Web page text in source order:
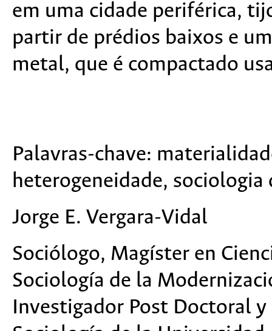
em uma cidade periférica,
partir de prédios baixos e
metal, que é compactado
Palavras-chave:
heterogeneidade,
Jorge E. Vergara-Vidal
Sociólogo, Magíster en
Sociología de la
Investigador Post Doctoral